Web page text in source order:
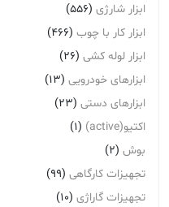
ابزار شارژی (556)
ابزار کار با چوب (466)
ابزار لوله کشی (26)
ابزارهای خودرویی (13)
ابزارهای دستی (23)
اکتیو(active)
(1)
بوش (2)
تجهیزات کارگاهی (99)
تجهیزات گاراژی (10)